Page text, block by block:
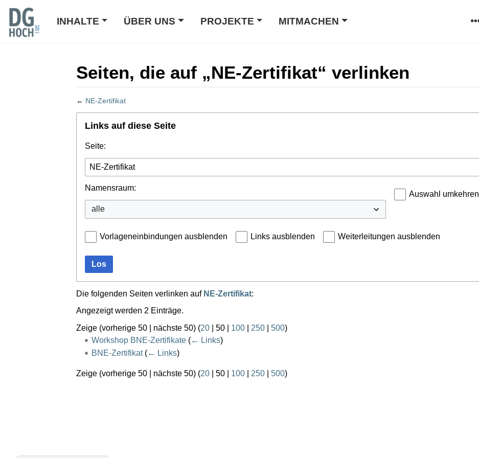
INHALTE ÜBER UNS PROJEKTE MITMACHEN
Seiten, die auf „NE-Zertifikat“ verlinken
← NE-Zertifikat
Wechseln zu:Navigation,Suche
Links auf diese Seite
Seite:
Namensraum:
Auswahl umkehren
Vorlageneinbindungen ausblenden Links ausblenden Weiterleitungen ausblenden
Los
Die folgenden Seiten verlinken auf NE-Zertifikat:
Angezeigt werden 2 Einträge.
Zeige (vorherige 50 nächste 50) (20 50 100 250 500)
Workshop BNE-Zertifikate (← Links)
BNE-Zertifikat (← Links)
Zeige (vorherige 50 nächste 50) (20 50 100 250 500)